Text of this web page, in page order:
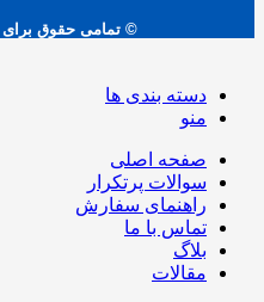
© تمامی حقوق
دسته بندی ها
منو
صفحه اصلی
سوالات پرتکرار
راهنمای سفارش
تماس با ما
بلاگ
مقالات